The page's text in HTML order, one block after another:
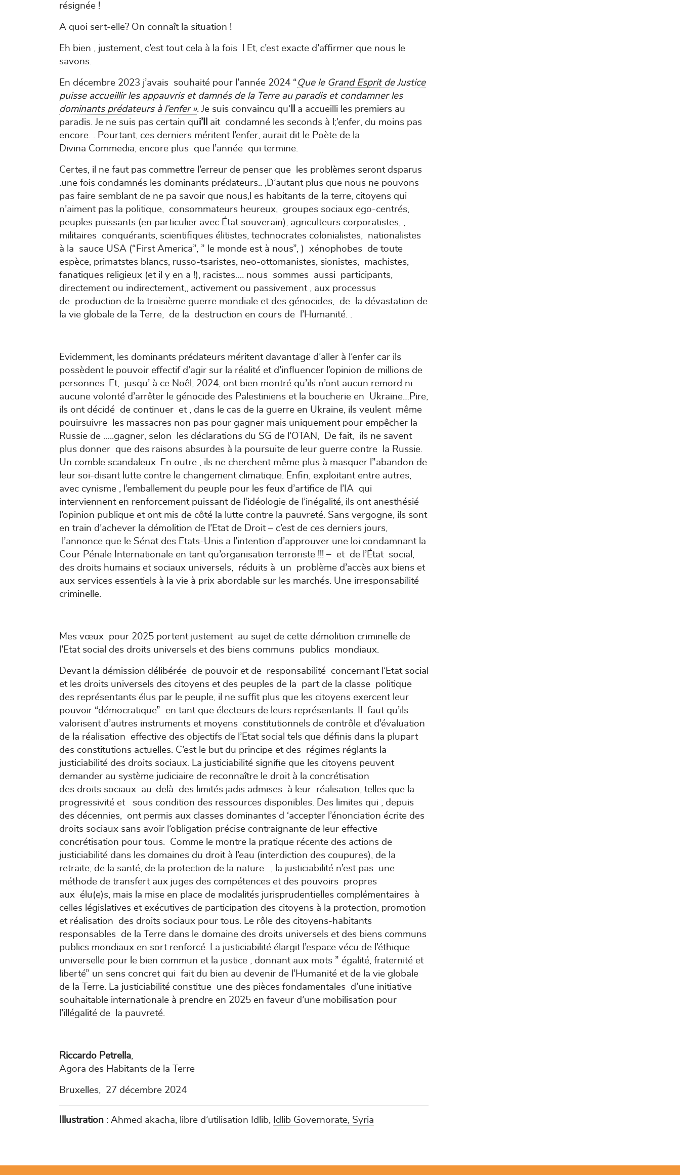
résignée !
A quoi sert-elle? On connaît la situation !
Eh bien , justement, c’est tout cela à la fois l Et, c’est exacte d’affirmer que nous le
savons.
En décembre 2023 j’avais souhaité pour l’année 2024 “Que le Grand Esprit de Justice
puisse accueillir les appauvris et damnés de la Terre au paradis et condamner les
dominants prédateurs à l’enfer ». Je suis convaincu qu’
a accueilli les premiers au
paradis. Je ne suis pas certain qui’Il ait condamné les seconds à l;’enfer, du moins pas
encore. . Pourtant, ces derniers méritent l’enfer, aurait dit le Poète de la
Divina Commedia, encore plus que l’année qui termine.
Certes, il ne faut pas commettre l’erreur de penser que les problèmes seront dsparus
.une fois condamnés les dominants prédateurs.. ,D’autant plus que nous ne pouvons
pas faire semblant de ne pa savoir que nous,l es habitants de la terre, citoyens qui
n’aiment pas la politique, consommateurs heureux, groupes sociaux ego-centrés,
peuples puissants (en particulier avec État souverain), agriculteurs corporatistes, ,
militaires conquérants, scientifiques élitistes, technocrates colonialistes, nationalistes
à la sauce USA (“First America”, ” le monde est à nous”, ) xénophobes de toute
espèce, primatstes blancs, russo-tsaristes, neo-ottomanistes, sionistes, machistes,
fanatiques religieux (et il y en a !), racistes…. nous sommes aussi participants,
directement ou indirectement,, activement ou passivement , aux processus
de production de la troisième guerre mondiale et des génocides, de la dévastation de
la vie globale de la Terre, de la destruction en cours de l’Humanité. .
Evidemment, les dominants prédateurs méritent davantage d’aller à l’enfer car ils
possèdent le pouvoir effectif d’agir sur la réalité et d’influencer l’opinion de millions de
personnes. Et, jusqu’ à ce Noêl, 2024, ont bien montré qu’ils n’ont aucun remord ni
aucune volonté d’arrêter le génocide des Palestiniens et la boucherie en Ukraine…Pire,
ils ont décidé de continuer et , dans le cas de la guerre en Ukraine, ils veulent même
pouirsuivre les massacres non pas pour gagner mais uniquement pour empêcher la
Russie de …..gagner, selon les déclarations du SG de l’OTAN, De fait, ils ne savent
plus donner que des raisons absurdes à la poursuite de leur guerre contre la Russie.
Un comble scandaleux. En outre , ils ne cherchent même plus à masquer l”abandon de
leur soi-disant lutte contre le changement climatique. Enfin, exploitant entre autres,
avec cynisme , l’emballement du peuple pour les feux d’artifice de l’IA qui
interviennent en renforcement puissant de l’idéologie de l’inégalité, ils ont anesthésié
l’opinion publique et ont mis de côté la lutte contre la pauvreté. Sans vergogne, ils sont
en train d’achever la démolition de l’Etat de Droit – c’est de ces derniers jours,
l’annonce que le Sénat des Etats-Unis a l’intention d’approuver une loi condamnant la
Cour Pénale Internationale en tant qu’organisation terroriste !!! – et de l’État social,
des droits humains et sociaux universels, réduits à un problème d’accès aux biens et
aux services essentiels à la vie à prix abordable sur les marchés. Une irresponsabilité
criminelle.
Mes vœux pour 2025 portent justement au sujet de cette démolition criminelle de
l’Etat social des droits universels et des biens communs publics mondiaux.
Devant la démission délibérée de pouvoir et de responsabilité concernant l’Etat social
et les droits universels des citoyens et des peuples de la part de la classe politique
des représentants élus par le peuple, il ne suffit plus que les citoyens exercent leur
pouvoir “démocratique” en tant que électeurs de leurs représentants. Il faut qu’ils
valorisent d’autres instruments et moyens constitutionnels de contrôle et d’évaluation
de la réalisation effective des objectifs de l’Etat social tels que définis dans la plupart
des constitutions actuelles. C’est le but du principe et des régimes réglants la
justiciabilité des droits sociaux. La justiciabilité signifie que les citoyens peuvent
demander au système judiciaire de reconnaître le droit à la concrétisation
des droits sociaux au-delà des limités jadis admises à leur réalisation, telles que la
progressivité et sous condition des ressources disponibles. Des limites qui , depuis
des décennies, ont permis aux classes dominantes d ‘accepter l’énonciation écrite des
droits sociaux sans avoir l’obligation précise contraignante de leur effective
concrétisation pour tous. Comme le montre la pratique récente des actions de
justiciabilité dans les domaines du droit à l’eau (interdiction des coupures), de la
retraite, de la santé, de la protection de la nature…, la justiciabilité n’est pas une
méthode de transfert aux juges des compétences et des pouvoirs propres
aux élu(e)s, mais la mise en place de modalités jurisprudentielles complémentaires à
celles législatives et exécutives de participation des citoyens à la protection, promotion
et réalisation des droits sociaux pour tous. Le rôle des citoyens-habitants
responsables de la Terre dans le domaine des droits universels et des biens communs
publics mondiaux en sort renforcé. La justiciabilité élargit l’espace vécu de l’éthique
universelle pour le bien commun et la justice , donnant aux mots ” égalité, fraternité et
liberté” un sens concret qui fait du bien au devenir de l’Humanité et de la vie globale
de la Terre. La justiciabilité constitue une des pièces fondamentales d’une initiative
souhaitable internationale à prendre en 2025 en faveur d’une mobilisation pour
l’illégalité de la pauvreté.
Riccardo Petrella
Agora des Habitants de la Terre
Bruxelles, 27 décembre 2024
Illustration : Ahmed akacha, libre d’utilisation Idlib, Idlib Governorate, Syria